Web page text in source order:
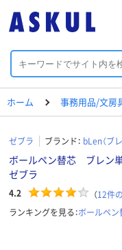
ホーム 事務用品/文房
ゼブラ ブランド： bLen（ブレ
ボールペン替芯 ブレ
ゼブラ
4.2 （12件
ランキングを見る：ボールペン